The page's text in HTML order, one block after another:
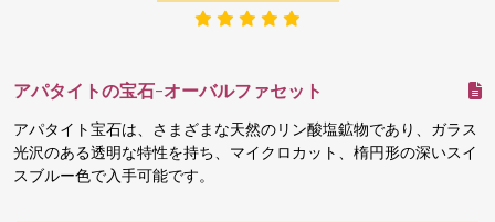
アパタイトの宝石-オーバルファセット
アパタイト宝石は、さまざまな天然のリン酸塩鉱物であり、ガラス
光沢のある透明な特性を持ち、マイクロカット、楕円形の深いスイ
スブルー色で入手可能です。